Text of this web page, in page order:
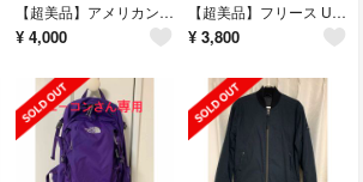
【超美品】アメリカンアパレル スタジャン
¥ 4,000
【超美品】フリース UNIQLO White Mountaineering
¥ 3,800